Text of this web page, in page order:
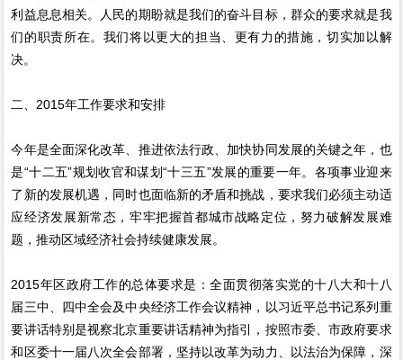
利益息息相关。人民的期盼就是我们的奋斗目标，群众的要求就是我
们的职责所在。我们将以更大的担当、更有力的措施，切实加以解
决。
二、2015年工作要求和安排
今年是全面深化改革、推进依法行政、加快协同发展的关键之年，也
是“十二五”规划收官和谋划“十三五”发展的重要一年。各项事业迎来
了新的发展机遇，同时也面临新的矛盾和挑战，要求我们必须主动适
应经济发展新常态，牢牢把握首都城市战略定位，努力破解发展难
题，推动区域经济社会持续健康发展。
2015年区政府工作的总体要求是：全面贯彻落实党的十八大和十八
届三中、四中全会及中央经济工作会议精神，以习近平总书记系列重
要讲话特别是视察北京重要讲话精神为指引，按照市委、市政府要求
和区委十一届八次全会部署，坚持以改革为动力、以法治为保障，深